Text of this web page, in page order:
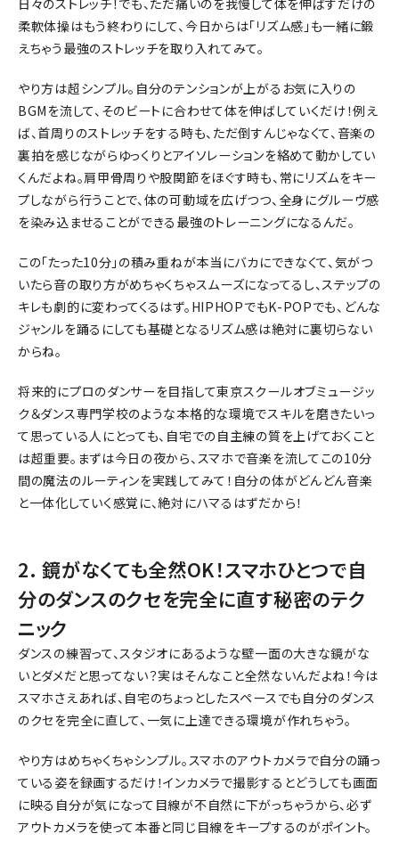
日々のストレッチ！でも、ただ痛いのを我慢して体を伸ばすだけの
柔軟体操はもう終わりにして、今日からは「リズム感」も一緒に鍛
えちゃう最強のストレッチを取り入れてみて。
やり方は超シンプル。自分のテンションが上がるお気に入りの
BGMを流して、そのビートに合わせて体を伸ばしていくだけ！例え
ば、首周りのストレッチをする時も、ただ倒すんじゃなくて、音楽の
裏拍を感じながらゆっくりとアイソレーションを絡めて動かしてい
くんだよね。肩甲骨周りや股関節をほぐす時も、常にリズムをキー
プしながら行うことで、体の可動域を広げつつ、全身にグルーヴ感
を染み込ませることができる最強のトレーニングになるんだ。
この「たった10分」の積み重ねが本当にバカにできなくて、気がつ
いたら音の取り方がめちゃくちゃスムーズになってるし、ステップの
キレも劇的に変わってくるはず。HIPHOPでもK-POPでも、どんな
ジャンルを踊るにしても基礎となるリズム感は絶対に裏切らない
からね。
将来的にプロのダンサーを目指して東京スクールオブミュージッ
ク＆ダンス専門学校のような本格的な環境でスキルを磨きたいっ
て思っている人にとっても、自宅での自主練の質を上げておくこと
は超重要。まずは今日の夜から、スマホで音楽を流してこの10分
間の魔法のルーティンを実践してみて！自分の体がどんどん音楽
と一体化していく感覚に、絶対にハマるはずだから！
2. 鏡がなくても全然OK！スマホひとつで自
分のダンスのクセを完全に直す秘密のテク
ニック
ダンスの練習って、スタジオにあるような壁一面の大きな鏡がな
いとダメだと思ってない？実はそんなこと全然ないんだよね！今は
スマホさえあれば、自宅のちょっとしたスペースでも自分のダンス
のクセを完全に直して、一気に上達できる環境が作れちゃう。
やり方はめちゃくちゃシンプル。スマホのアウトカメラで自分の踊っ
ている姿を録画するだけ！インカメラで撮影するとどうしても画面
に映る自分が気になって目線が不自然に下がっちゃうから、必ず
アウトカメラを使って本番と同じ目線をキープするのがポイント。